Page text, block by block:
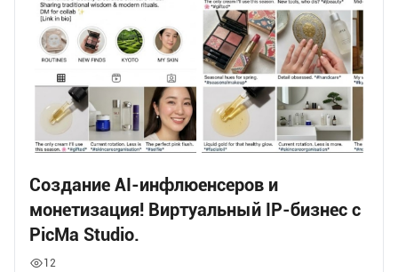
Создание AI-инфлюенсеров и
монетизация! Виртуальный IP-бизнес с
PicMa Studio.
12